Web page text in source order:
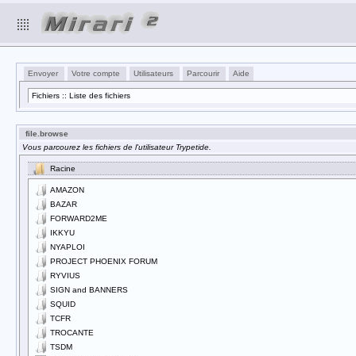
Envoyer Votre compte Utilisateurs Parcourir Aide
Fichiers :: Liste des fichiers
file.browse
Vous parcourez les fichiers de l'utilisateur Trypetide.
Racine
AMAZON
BAZAR
FORWARD2ME
IKKYU
NYAPLOI
PROJECT PHOENIX FORUM
RYVIUS
SIGN and BANNERS
SQUID
TCFR
TROCANTE
TSDM